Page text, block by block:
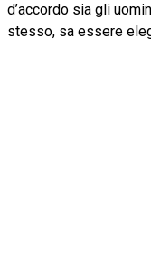
d’accordo sia gli
stesso, sa essere